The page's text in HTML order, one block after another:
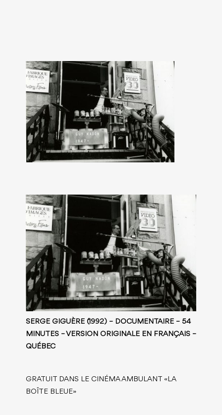
SERGE GIGUÈRE (1992) – DOCUMENTAIRE – 54
MINUTES – VERSION ORIGINALE EN FRANÇAIS –
QUÉBEC
GRATUIT DANS LE CINÉMA AMBULANT «LA
BOÎTE BLEUE»